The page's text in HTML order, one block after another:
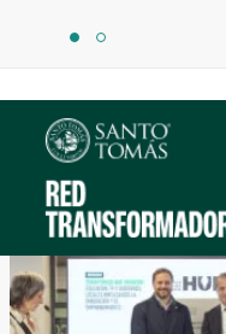
itemitem
2